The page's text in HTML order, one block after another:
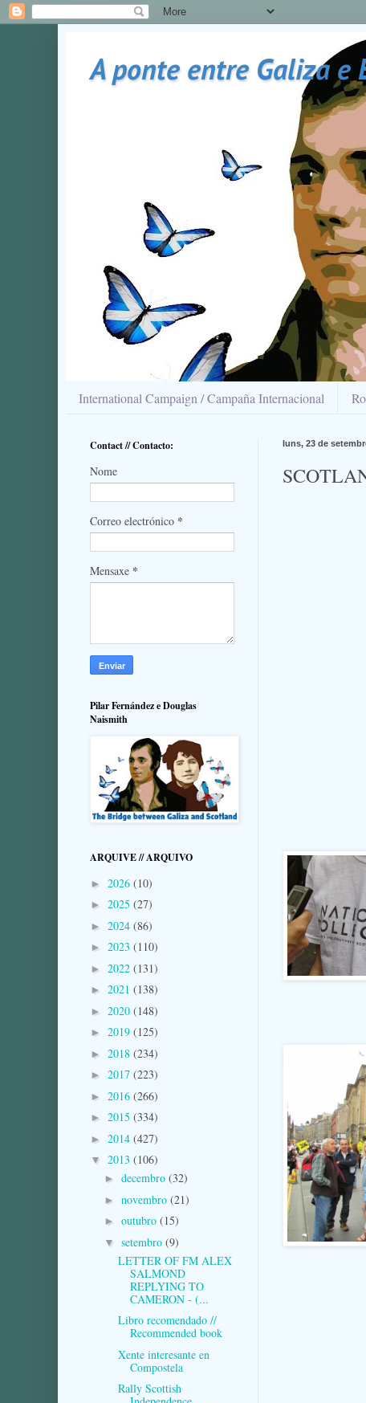
A ponte entre Galiza e
International Campaign / Campaña Internacional
luns, 23 de
Contact // Contacto:
Nome
Correo electrónico *
Mensaxe *
Pilar Fernández e Douglas
Naismith
ARQUIVE // ARQUIVO
► 2026 (10)
► 2025 (27)
► 2024 (86)
► 2023 (110)
► 2022 (131)
► 2021 (138)
► 2020 (148)
► 2019 (125)
► 2018 (234)
► 2017 (223)
► 2016 (266)
► 2015 (334)
► 2014 (427)
▼ 2013 (106)
► decembro (32)
► novembro (21)
► outubro (15)
▼ setembro (9)
LETTER OF FM ALEX
SALMOND
REPLYING TO
CAMERON - (...
Libro recomendado //
Recommended book
Xente interesante en
Compostela
Rally Scottish